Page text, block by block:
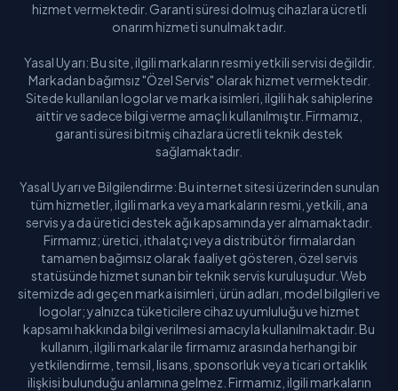
hizmet vermektedir. Garanti süresi dolmuş cihazlara ücretli
onarım hizmeti sunulmaktadır.
Yasal Uyarı: Bu site, ilgili markaların resmi yetkili servisi değildir.
Markadan bağımsız "Özel Servis" olarak hizmet vermektedir.
Sitede kullanılan logolar ve marka isimleri, ilgili hak sahiplerine
aittir ve sadece bilgi verme amaçlı kullanılmıştır. Firmamız,
garanti süresi bitmiş cihazlara ücretli teknik destek
sağlamaktadır.
Yasal Uyarı ve Bilgilendirme: Bu internet sitesi üzerinden sunulan
tüm hizmetler, ilgili marka veya markaların resmi, yetkili, ana
servis ya da üretici destek ağı kapsamında yer almamaktadır.
Firmamız; üretici, ithalatçı veya distribütör firmalardan
tamamen bağımsız olarak faaliyet gösteren, özel servis
statüsünde hizmet sunan bir teknik servis kuruluşudur. Web
sitemizde adı geçen marka isimleri, ürün adları, model bilgileri ve
logolar; yalnızca tüketicilere cihaz uyumluluğu ve hizmet
kapsamı hakkında bilgi verilmesi amacıyla kullanılmaktadır. Bu
kullanım, ilgili markalar ile firmamız arasında herhangi bir
yetkilendirme, temsil, lisans, sponsorluk veya ticari ortaklık
ilişkisi bulunduğu anlamına gelmez. Firmamız, ilgili markaların